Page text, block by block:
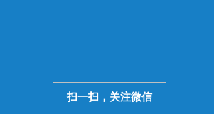
扫一扫，关注微信